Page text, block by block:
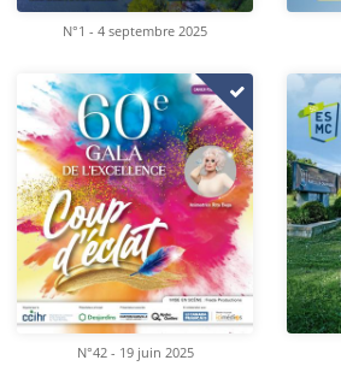
N°1 - 4 septembre 2025
N°42 - 19 juin 2025